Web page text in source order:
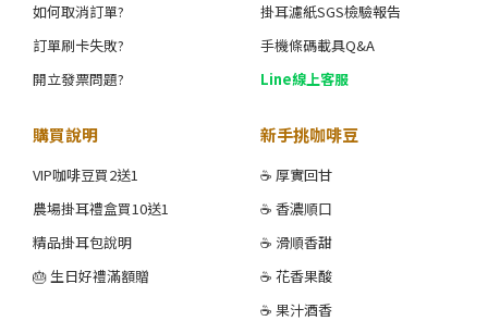
如何取消訂單?
訂單刷卡失敗?
開立發票問題?
掛耳濾紙SGS檢驗報告
手機條碼載具Q&A
Line線上客服
購買說明
VIP咖啡豆買2送1
農場掛耳禮盒買10送1
精品掛耳包說明
🎂 生日好禮滿額贈
新手挑咖啡豆
☕ 厚實回甘
☕ 香濃順口
☕ 滑順香甜
☕ 花香果酸
☕ 果汁酒香